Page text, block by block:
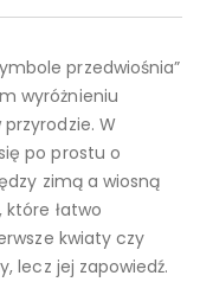
przedwiośnia”
wyróżnieniu
W
po prostu o
zimą a wiosną
łatwo
kwiaty czy
lecz jej zapowiedź.